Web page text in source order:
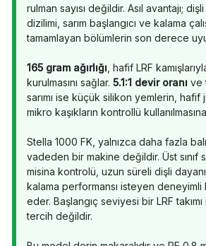
rulman sayısı değildir. Asıl avantajı;
dizilimi, sarım başlangıcı ve kalama
tamamlayan bölümlerin son derece
165 gram ağırlığı , hafif LRF
kurulmasını sağlar. 5.1:1 devir oranı ve
sarımı ise küçük silikon yemlerin,
mikro kaşıkların kontrollü
Stella 1000 FK, yalnızca daha fazla
vadeden bir makine değildir. Üst sınıf
misina kontrolü, uzun süreli dişli
kalama performansı isteyen deneyimli
eder. Başlangıç seviyesi bir LRF
tercih değildir.